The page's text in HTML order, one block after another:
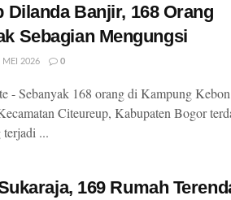
Dilanda Banjir, 168 Orang
Sebagian Mengungsi
2026 0
- Sebanyak 168 orang di Kampung
Citeureup, Kabupaten Bogor
...
169 Rumah